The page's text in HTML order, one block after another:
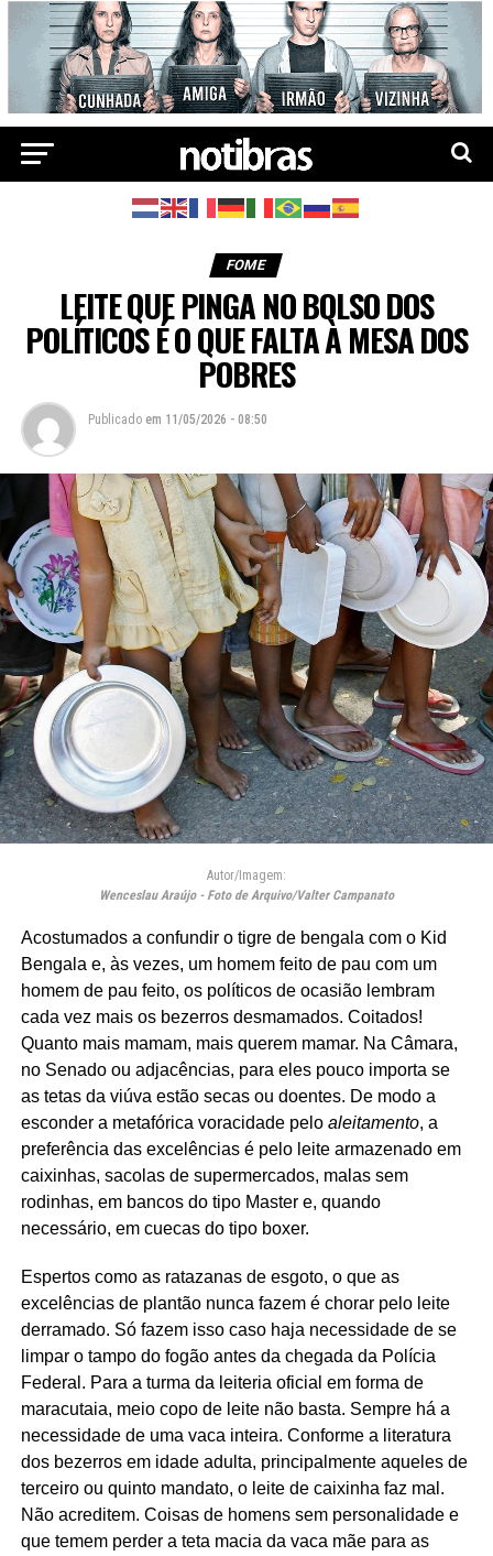
FOME
LEITE QUE PINGA NO BOLSO DOS
POLÍTICOS É O QUE FALTA À MESA DOS
POBRES
Publicado em 11/05/2026 - 08:50
Autor/Imagem:
Wenceslau Araújo - Foto de Arquivo/Valter Campanato
Acostumados a confundir o tigre de bengala com o Kid
Bengala e, às vezes, um homem feito de pau com um
homem de pau feito, os políticos de ocasião lembram
cada vez mais os bezerros desmamados. Coitados!
Quanto mais mamam, mais querem mamar. Na Câmara,
no Senado ou adjacências, para eles pouco importa se
as tetas da viúva estão secas ou doentes. De modo a
esconder a metafórica voracidade peloaleitamento, a
preferência das excelências é pelo leite armazenado em
caixinhas, sacolas de supermercados, malas sem
rodinhas, em bancos do tipo Master e, quando
necessário, em cuecas do tipo boxer.
Espertos como as ratazanas de esgoto, o que as
excelências de plantão nunca fazem é chorar pelo leite
derramado. Só fazem isso caso haja necessidade de se
limpar o tampo do fogão antes da chegada da Polícia
Federal. Para a turma da leiteria oficial em forma de
maracutaia, meio copo de leite não basta. Sempre há a
necessidade de uma vaca inteira. Conforme a literatura
dos bezerros em idade adulta, principalmente aqueles de
terceiro ou quinto mandato, o leite de caixinha faz mal.
Não acreditem. Coisas de homens sem personalidade e
que temem perder a teta macia da vaca mãe para as